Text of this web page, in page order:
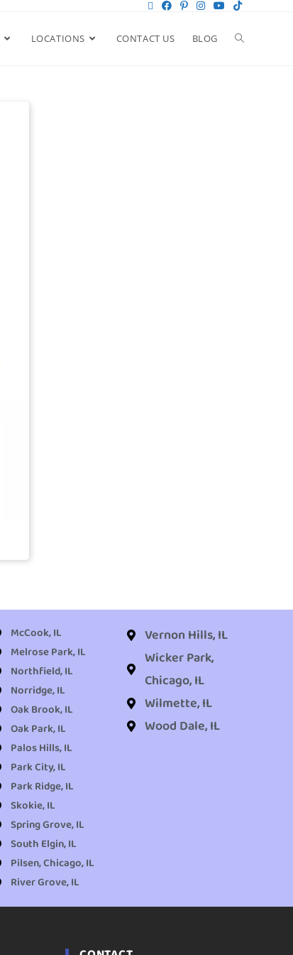
LOCATIONS CONTACT US BLOG
McCook, IL
Melrose Park, IL
Northfield, IL
Norridge, IL
Oak Brook, IL
Oak Park, IL
Palos Hills, IL
Park City, IL
Park Ridge, IL
Skokie, IL
Spring Grove, IL
South Elgin, IL
Pilsen, Chicago, IL
River Grove, IL
Vernon Hills, IL
Wicker Park,
Chicago, IL
Wilmette, IL
Wood Dale, IL